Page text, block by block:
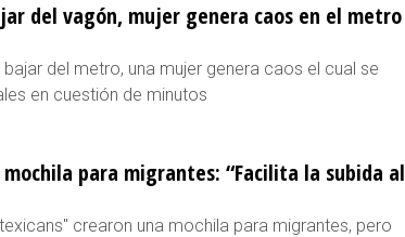
del vagón, mujer genera caos en el metro
del metro, una mujer genera caos el cual se
en cuestión de minutos
para migrantes: “Facilita la subida al
crearon una mochila para migrantes, pero